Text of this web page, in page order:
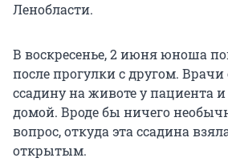
Ленобласти.
В воскресенье, 2 июня юноша
после прогулки с другом.
ссадину на животе у пациента и
домой. Вроде бы ничего
вопрос, откуда эта ссадина
открытым.